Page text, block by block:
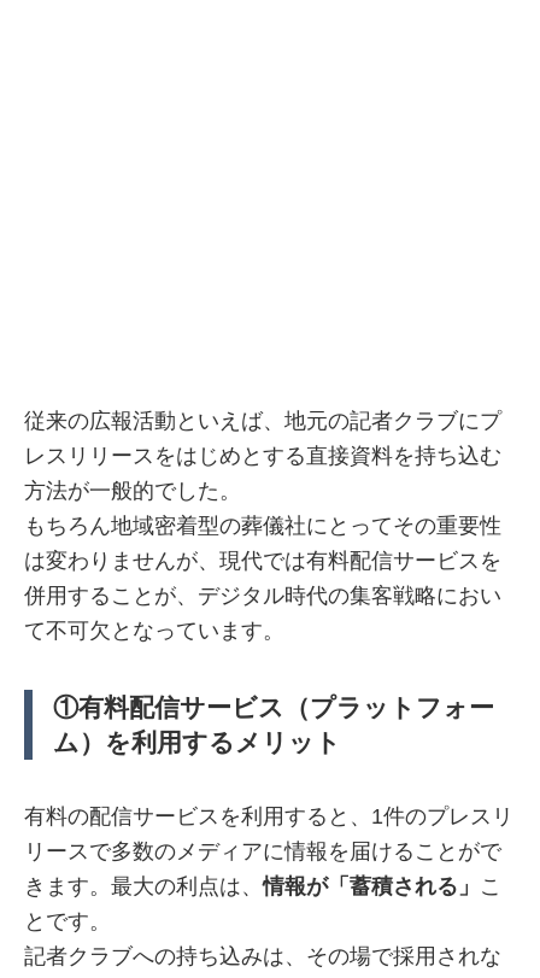
従来の広報活動といえば、地元の記者クラブにプ
レスリリースをはじめとする直接資料を持ち込む
方法が一般的でした。
もちろん地域密着型の葬儀社にとってその重要性
は変わりませんが、現代では有料配信サービスを
併用することが、デジタル時代の集客戦略におい
て不可欠となっています。
①有料配信サービス（プラットフォー
ム）を利用するメリット
有料の配信サービスを利用すると、1件のプレスリ
リースで多数のメディアに情報を届けることがで
きます。最大の利点は、情報が「蓄積される」 こ
とです。
記者クラブへの持ち込みは、その場で採用されな